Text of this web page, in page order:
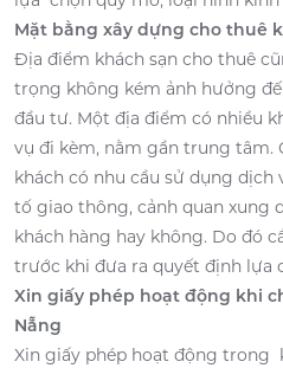
Mặt bằng xây dựng cho thuê
Địa điểm khách sạn cho thuê
trọng không kém ảnh hưởng
đầu tư. Một địa điểm có nhiều
vụ đi kèm, nằm gần trung tâm.
khách có nhu cầu sử dụng dịch
tố giao thông, cảnh quan xung
khách hàng hay không. Do đó
trước khi đưa ra quyết định lựa
Xin giấy phép hoạt động khi
Nẵng
Xin giấy phép hoạt động trong